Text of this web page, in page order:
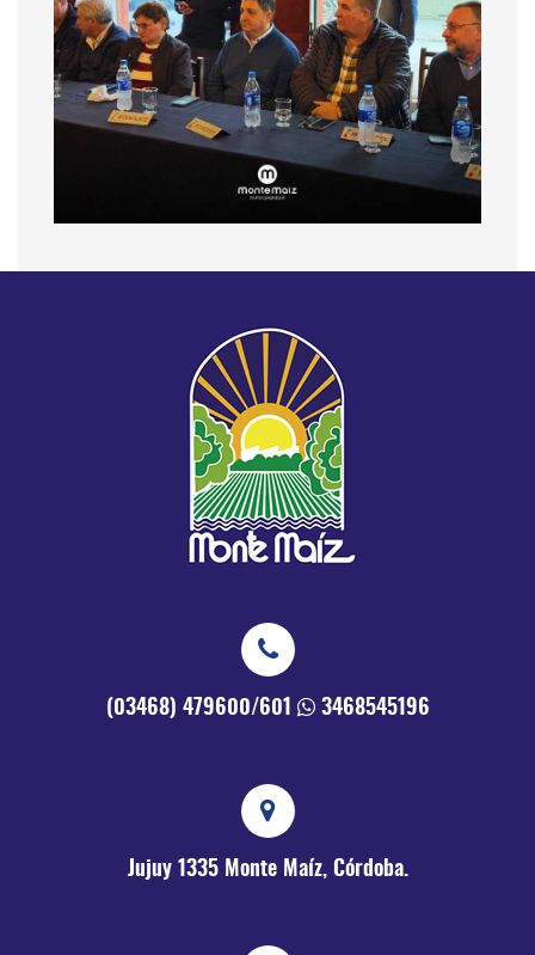
(03468) 479600/601 3468545196
Jujuy 1335 Monte Maíz, Córdoba.